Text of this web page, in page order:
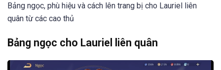
Bảng ngọc, phù hiệu và cách lên trang bị cho Lauriel liên
quân từ các cao thủ
Bảng ngọc cho Lauriel liên quân